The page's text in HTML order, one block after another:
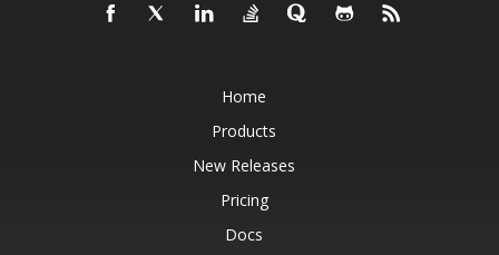
Home
Products
New Releases
Pricing
Docs